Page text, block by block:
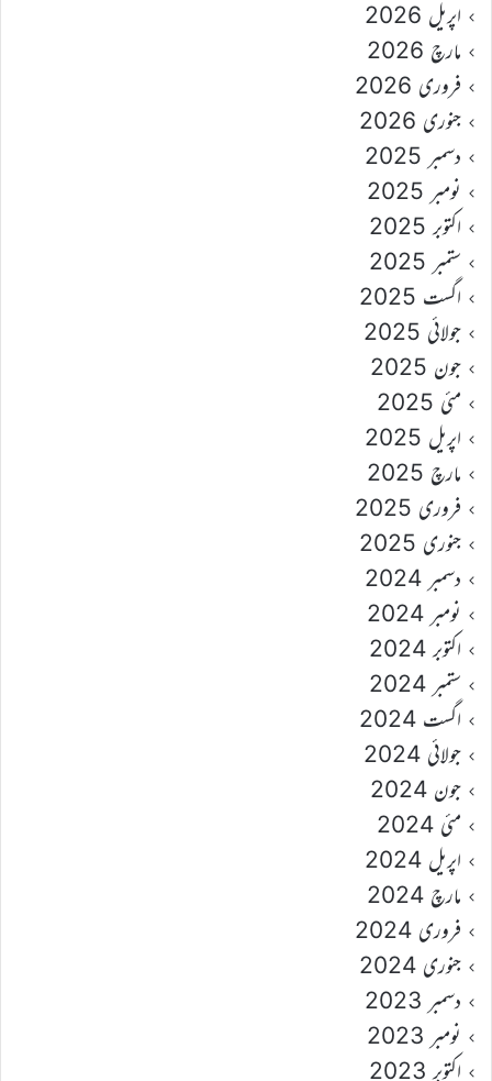
اپریل 2026
مارچ 2026
فروری 2026
جنوری 2026
دسمبر 2025
نومبر 2025
اکتوبر 2025
ستمبر 2025
اگست 2025
جولائی 2025
جون 2025
مئی 2025
اپریل 2025
مارچ 2025
فروری 2025
جنوری 2025
دسمبر 2024
نومبر 2024
اکتوبر 2024
ستمبر 2024
اگست 2024
جولائی 2024
جون 2024
مئی 2024
اپریل 2024
مارچ 2024
فروری 2024
جنوری 2024
دسمبر 2023
نومبر 2023
اکتوبر 2023